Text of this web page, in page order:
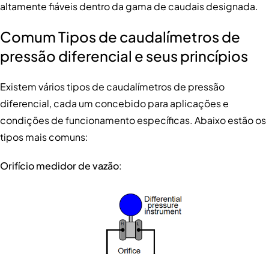
altamente fiáveis dentro da gama de caudais designada.
ComumTipos de caudalímetros de
pressão diferencial e seus princípios
Existem vários tipos de caudalímetros de pressão
diferencial, cada um concebido para aplicações e
condições de funcionamento específicas. Abaixo estão os
tipos mais comuns:
Orifíciomedidor de vazão: